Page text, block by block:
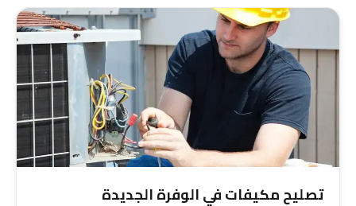
تصليح مكيفات في الوفرة الجديدة